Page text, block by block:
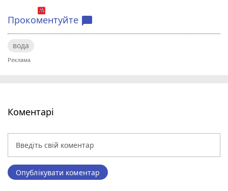
Прокоментуйте chat_bubble
вода
Коментарі
Опублікувати коментар